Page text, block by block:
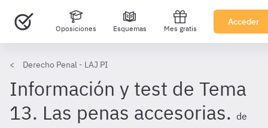
Oposiciones Esquemas Mes gratis
Acceder
Derecho Penal - LAJ PI
Información y test de Tema
13. Las penas accesorias. de